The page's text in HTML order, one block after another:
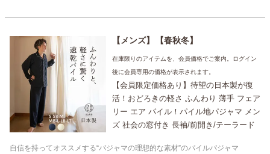
メンズ 春秋冬
在庫限りのアイテムを、会員価格でご案内。ログイン
後に会員専用の価格が表示されます。
【会員限定価格あり】待望の日本製が復
活！おどろきの軽さ ふんわり 薄手 フェア
リー エア パイル！パイル地パジャマ メン
ズ 社会の窓付き 長袖/前開き/テーラード
自信を持ってオススメする“パジャマの理想的な素材”のパイルパジャマ